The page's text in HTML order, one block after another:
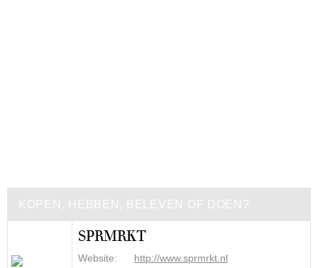
KOPEN, HEBBEN, BELEVEN OF DOEN?
SPRMRKT
Website:
http://www.sprmrkt.nl